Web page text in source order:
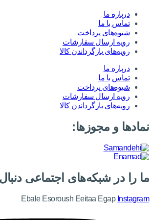
درباره ما
تماس با ما
شیوه‌های پرداخت
رویه ارسال سفارشات
رویه‌های بازگرداندن کالا
درباره ما
تماس با ما
شیوه‌های پرداخت
رویه ارسال سفارشات
رویه‌های بازگرداندن کالا
نمادها و مجوزها:
ما را در شبکه‌های اجتماعی دنبال
Ebale Esoroush Eeitaa Egap Instagram